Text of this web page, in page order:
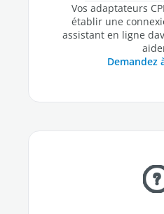
Vos adaptateurs
établir une
assistant en ligne
Demandez